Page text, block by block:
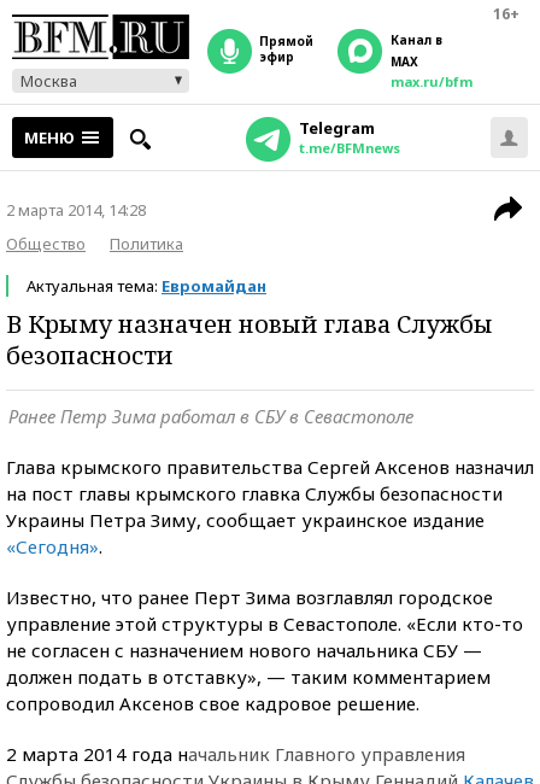
16+
Москва
прямой
эфир
Канал в
MAX
max.ru/bfm
МЕНЮ Telegram
t.me/BFMnews
2 марта 2014, 14:28
Общество
Политика
Актуальная тема: Евромайдан
В Крыму назначен новый глава Службы
безопасности
Ранее Петр Зима работал в СБУ в Севастополе
Глава крымского правительства Сергей Аксенов назначил
на пост главы крымского главка Службы безопасности
Украины Петра Зиму, сообщает украинское издание
«Сегодня».
Известно, что ранее Перт Зима возглавлял городское
управление этой структуры в Севастополе. «Если кто-то
не согласен с назначением нового начальника СБУ —
должен подать в отставку», — таким комментарием
сопроводил Аксенов свое кадровое решение.
2 марта 2014 года начальник Главного управления